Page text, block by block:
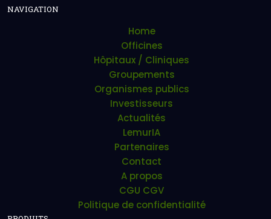
NAVIGATION
Home
Officines
Hôpitaux / Cliniques
Groupements
Organismes publics
Investisseurs
Actualités
LemurIA
Partenaires
Contact
A propos
CGU CGV
Politique de confidentialité